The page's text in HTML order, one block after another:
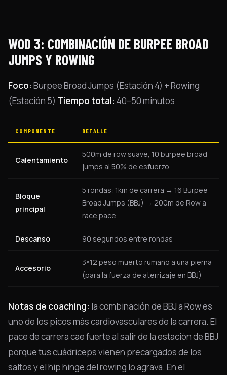
WOD 3: COMBINACIÓN DE BURPEE BROAD
JUMPS Y ROWING
Foco: Burpee Broad Jumps (Estación 4) + Rowing
(Estación 5) Tiempo total: 40–50 minutos
COMPONENTE DETALLE
Calentamiento
500m de row suave, 10 burpee broad
jumps al 50% de esfuerzo
Bloque
principal
5 rondas: 1km de carrera → 16 Burpee
Broad Jumps (BBJ) → 200m de Row a
race pace
Descanso 90 segundos entre rondas
Accesorio
3×12 peso muerto rumano a una pierna
(para la fuerza de aterrizaje en BBJ)
Notas de coaching: la combinación de BBJ a Row es
uno de los picos más cardiovasculares de la carrera. El
pace de carrera cae fuerte al salir de la estación de BBJ
porque tus cuádriceps vienen precargados de los
saltos y el hip hinge del rowing lo agrava. En el